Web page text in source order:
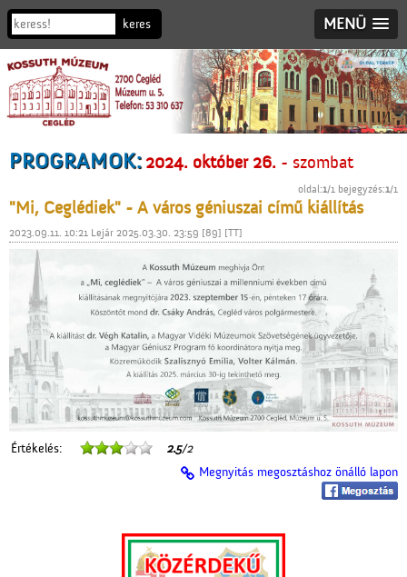
MENÜ
PROGRAMOK:2024. október 26. - szombat
oldal:1/1 bejegyzés:1/1
"Mi, Ceglédiek" - A város géniuszai című kiállítás
2023.09.11. 10:21 Lejár 2025.03.30. 23:59 [89] [TT]
Értékelés: 2.5/2
Megnyitás megosztáshoz önálló lapon